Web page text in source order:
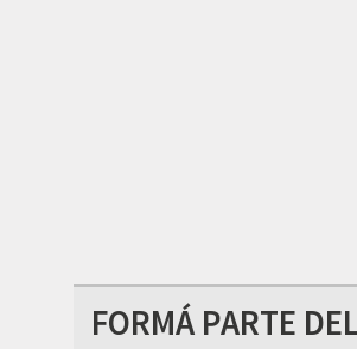
FORMÁ PARTE